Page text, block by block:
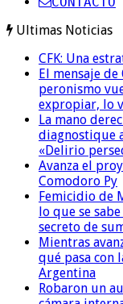
Ultimas Noticias
CFK: Una
El mensaje
peronismo
expropiar, lo
La mano
diagnostique
«Delirio
Avanza el
Comodoro Py
Femicidio de
lo que se
secreto de
Mientras
qué pasa con
Argentina
Robaron un